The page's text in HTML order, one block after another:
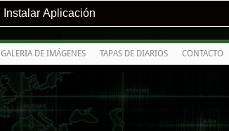
Instalar Aplicación
GALERIA DE IMÁGENES TAPAS DE DIARIOS CONTACTO